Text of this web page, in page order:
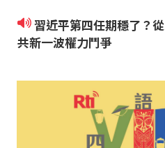
習近平第四任期穩了？從五中全會解析中
共新一波權力鬥爭